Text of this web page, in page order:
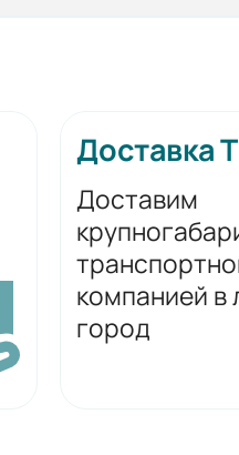
Доставка
Доставим
компанией в
город